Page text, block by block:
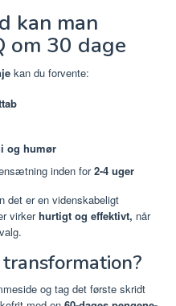
kan man
om 30 dage
kan du forvente:
og humør
inden for2-4 uger
det er en videnskabeligt
virkerhurtigt og effektivt, når
og tag det første skridt